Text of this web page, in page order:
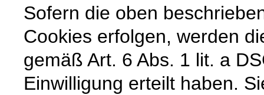
Sofern die oben
Cookies erfolgen, werden
gemäß Art. 6 Abs. 1 lit. a
Einwilligung erteilt haben.